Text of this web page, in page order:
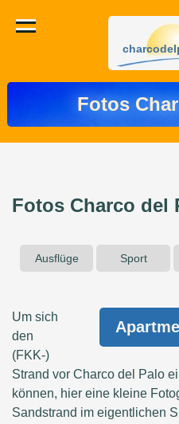
Fotos
Fotos Charco del
Ausflüge Sport
Um sich
den
(FKK-)
Strand vor Charco del Palo
können, hier eine kleine
Sandstrand im eigentlichen